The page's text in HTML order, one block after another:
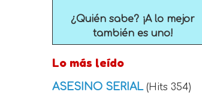
¿Quién sabe? ¡A lo mejor
también es uno!
Lo más leído
ASESINO SERIAL (Hits 354)